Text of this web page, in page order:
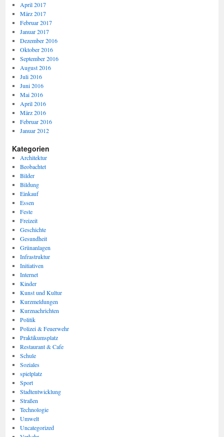
April 2017
März 2017
Februar 2017
Januar 2017
Dezember 2016
Oktober 2016
September 2016
August 2016
Juli 2016
Juni 2016
Mai 2016
April 2016
März 2016
Februar 2016
Januar 2012
Kategorien
Architektur
Beobachtet
Bilder
Bildung
Einkauf
Essen
Feste
Freizeit
Geschichte
Gesundheit
Grünanlagen
Infrastruktur
Initiativen
Internet
Kinder
Kunst und Kultur
Kurzmeldungen
Kurznachrichten
Politik
Polizei & Feuerwehr
Praktikumsplatz
Restaurant & Cafe
Schule
Soziales
spielplatz
Sport
Stadtentwicklung
Straßen
Technologie
Umwelt
Uncategorized